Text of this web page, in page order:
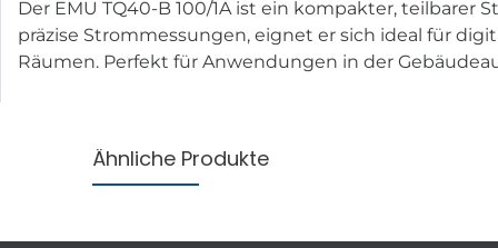
Der EMU TQ40-B 100/1A ist ein kompakter,
präzise Strommessungen, eignet er sich ideal für
Räumen. Perfekt für Anwendungen in der
Ähnliche Produkte